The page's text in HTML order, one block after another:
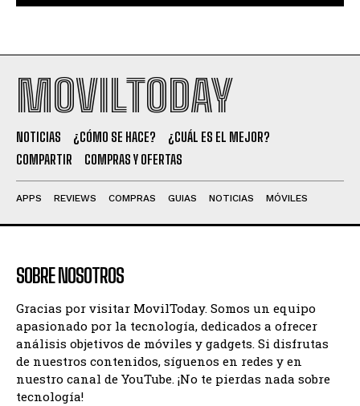
MOVILTODAY
NOTICIAS ¿CÓMO SE HACE?
¿CUÁL ES EL MEJOR?
COMPARTIR
COMPRAS Y OFERTAS
APPS REVIEWS COMPRAS GUIAS NOTICIAS MÓVILES
SOBRE NOSOTROS
Gracias por visitar MovilToday. Somos un equipo
apasionado por la tecnología, dedicados a ofrecer
análisis objetivos de móviles y gadgets. Si disfrutas
de nuestros contenidos, síguenos en redes y en
nuestro canal de YouTube. ¡No te pierdas nada sobre
tecnología!